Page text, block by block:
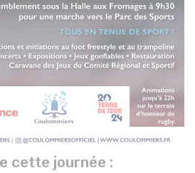
cette journée :